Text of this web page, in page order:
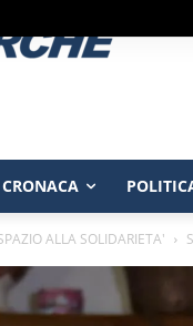
CRONACA
ALLA SOLIDARIETA'